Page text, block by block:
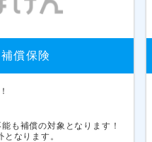
償保険
も補償の対象となります！
なります。